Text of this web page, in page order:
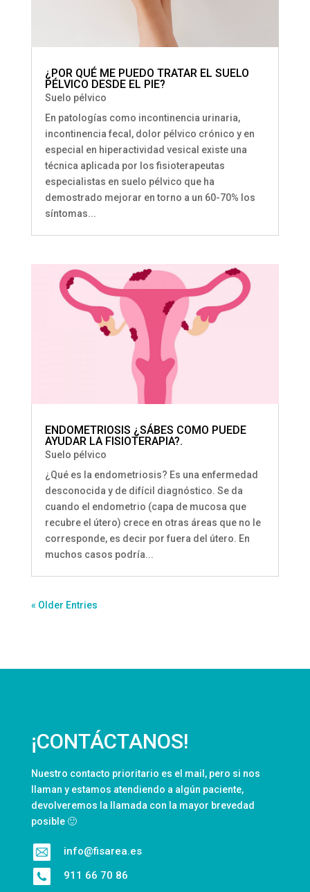
¿POR QUÉ ME PUEDO TRATAR EL SUELO
PÉLVICO DESDE EL PIE?
Suelo pélvico
En patologías como incontinencia urinaria,
incontinencia fecal, dolor pélvico crónico y en
especial en hiperactividad vesical existe una
técnica aplicada por los fisioterapeutas
especialistas en suelo pélvico que ha
demostrado mejorar en torno a un 60-70% los
síntomas...
ENDOMETRIOSIS ¿SÁBES COMO PUEDE
AYUDAR LA FISIOTERAPIA?.
Suelo pélvico
¿Qué es la endometriosis? Es una enfermedad
desconocida y de difícil diagnóstico. Se da
cuando el endometrio (capa de mucosa que
recubre el útero) crece en otras áreas que no le
corresponde, es decir por fuera del útero. En
muchos casos podría...
« Older Entries
¡CONTÁCTANOS!
Nuestro contacto prioritario es el mail, pero si nos
llaman y estamos atendiendo a algún paciente,
devolveremos la llamada con la mayor brevedad
posible 🙂
info@fisarea.es
911 66 70 86